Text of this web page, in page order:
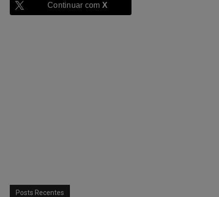
Continuar com X
Posts Recentes